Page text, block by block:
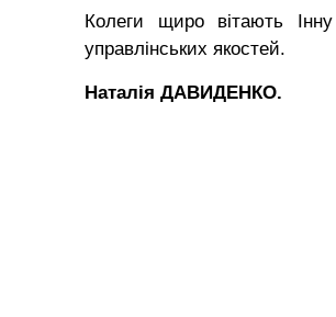
Колеги щиро вітають
управлінських якостей.
Наталія ДАВИДЕНКО.